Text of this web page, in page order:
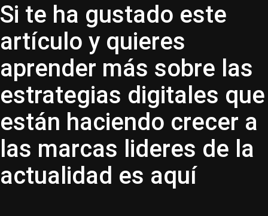
Si te ha gustado este
artículo y quieres
aprender más sobre las
estrategias digitales que
están haciendo crecer a
las marcas lideres de la
actualidad es aquí